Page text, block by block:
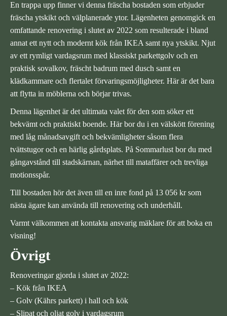
En trappa upp finner vi denna fräscha bostaden som erbjuder
fräscha ytskikt och välplanerade ytor. Lägenheten genomgick en
omfattande renovering i slutet av 2022 som resulterade i bland
annat ett nytt och modernt kök från IKEA samt nya ytskikt. Njut
av ett rymligt vardagsrum med klassiskt parkettgolv och en
praktisk sovalkov, fräscht badrum med dusch samt en
klädkammare och flertalet förvaringsmöjligheter. Här är det bara
att flytta in möblerna och börjar trivas.
Denna lägenhet är det ultimata valet för den som söker ett
bekvämt och praktiskt boende. Här bor du i en välskött förening
med låg månadsavgift och bekvämligheter såsom flera
tvättstugor och en härlig gårdsplats. På Sommarlust bor du med
gångavstånd till stadskärnan, närhet till mataffärer och trevliga
motionsspår.
Till bostaden hör det även till en inre fond på 13 056 kr som
nästa ägare kan använda till renovering och underhåll.
Varmt välkommen att kontakta ansvarig mäklare för att boka en
visning!
Övrigt
Renoveringar gjorda i slutet av 2022:
– Kök från IKEA
– Golv (Kährs parkett) i hall och kök
– Slipat och oljat golv i vardagsrum